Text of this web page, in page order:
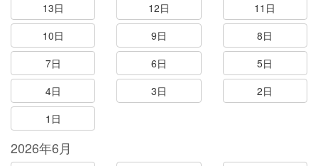
13日
12日
11日
10日
9日
8日
7日
6日
5日
4日
3日
2日
1日
2026年6月